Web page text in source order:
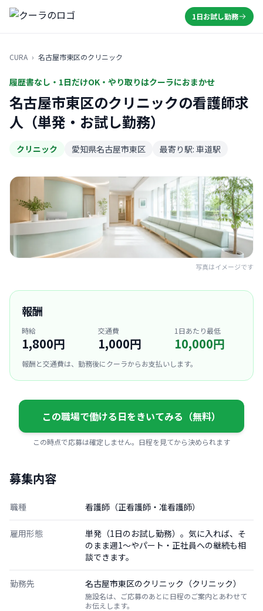
1日お試し勤務
CURA › 名古屋市東区のクリニック
履歴書なし・1日だけOK・やり取りはクーラにおまかせ
名古屋市東区のクリニックの看護師求
人（単発・お試し勤務）
クリニック 愛知県名古屋市東区 最寄り駅: 車道駅
写真はイメージです
報酬
時給
1,800円
交通費
1,000円
1日あたり最低
10,000円
報酬と交通費は、勤務後にクーラからお支払いします。
この職場で働ける日をきいてみる（無料）
この時点で応募は確定しません。日程を見てから決められます
募集内容
職種 看護師（正看護師・准看護師）
雇用形態
単発（1日のお試し勤務）。気に入れば、そ
のまま週1〜やパート・正社員への継続も相
談できます。
勤務先 名古屋市東区のクリニック（クリニック）
施設名は、ご応募のあとに日程のご案内とあわせて
お伝えします。